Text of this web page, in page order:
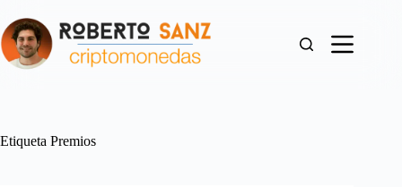
al
contenido
Etiqueta Premios